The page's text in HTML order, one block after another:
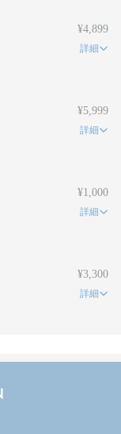
¥4,899
詳細
¥5,999
詳細
¥1,000
詳細
¥3,300
詳細